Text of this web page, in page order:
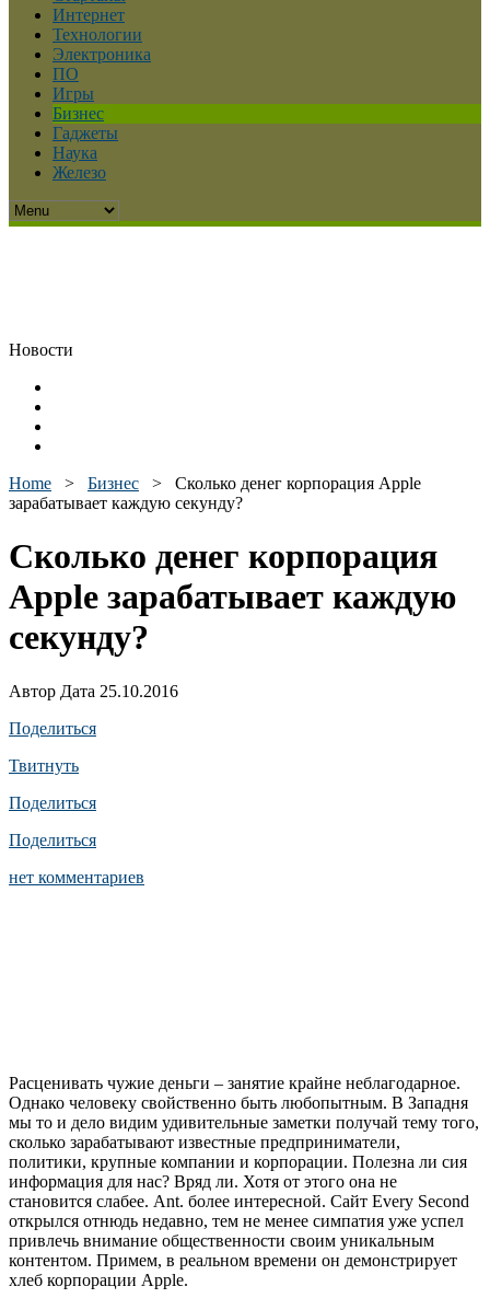
Интернет
Технологии
Электроника
ПО
Игры
Бизнес
Гаджеты
Наука
Железо
Новости
Home > Бизнес > Сколько денег корпорация Apple
зарабатывает каждую секунду?
Сколько денег корпорация
Apple зарабатывает каждую
секунду?
Автор Дата 25.10.2016
Поделиться
Твитнуть
Поделиться
Поделиться
нет комментариев
Расценивать чужие деньги – занятие крайне неблагодарное.
Однако человеку свойственно быть любопытным. В Западня
мы то и дело видим удивительные заметки получай тему того,
сколько зарабатывают известные предприниматели,
политики, крупные компании и корпорации. Полезна ли сия
информация для нас? Вряд ли. Хотя от этого она не
становится слабее. Ant. более интересной. Сайт Every Second
открылся отнюдь недавно, тем не менее симпатия уже успел
привлечь внимание общественности своим уникальным
контентом. Примем, в реальном времени он демонстрирует
хлеб корпорации Apple.